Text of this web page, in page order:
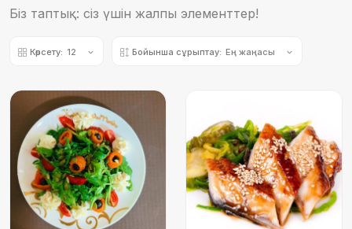
Біз таптық: сіз үшін жалпы элементтер!
Көрсету: 12 Бойынша сұрыптау: Ең жаңасы